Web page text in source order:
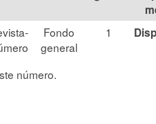
Fondo
general
1
número.